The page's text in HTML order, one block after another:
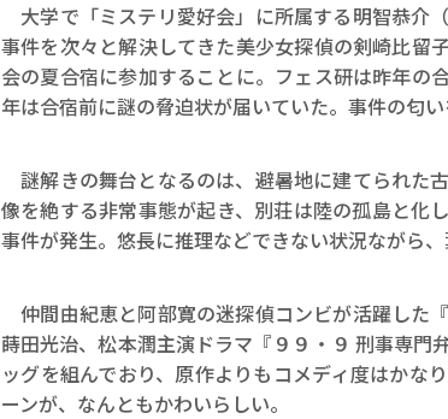
大学で「ミステリ愛好会」に所属する明智恭介
事件を次々と解決してきた美少女探偵の剣崎比留
会の夏合宿に参加することに。フェス研は昨年の
年は合宿前に謎の脅迫状が届いていた。事件の匂
謎解きの舞台となるのは、避暑地に建てられた
像を絶する非常事態が起き、別荘は陸の孤島と化
事件が発生。悠長に推理などできない状況ながら、
仲間由紀恵と阿部寛の迷探偵コンビが活躍した
蒔田光治、松本潤主演ドラマ『９９・９ 刑事専門
ッグを組んでおり、原作よりもコメディ度はかな
ーンが、なんともかわいらしい。